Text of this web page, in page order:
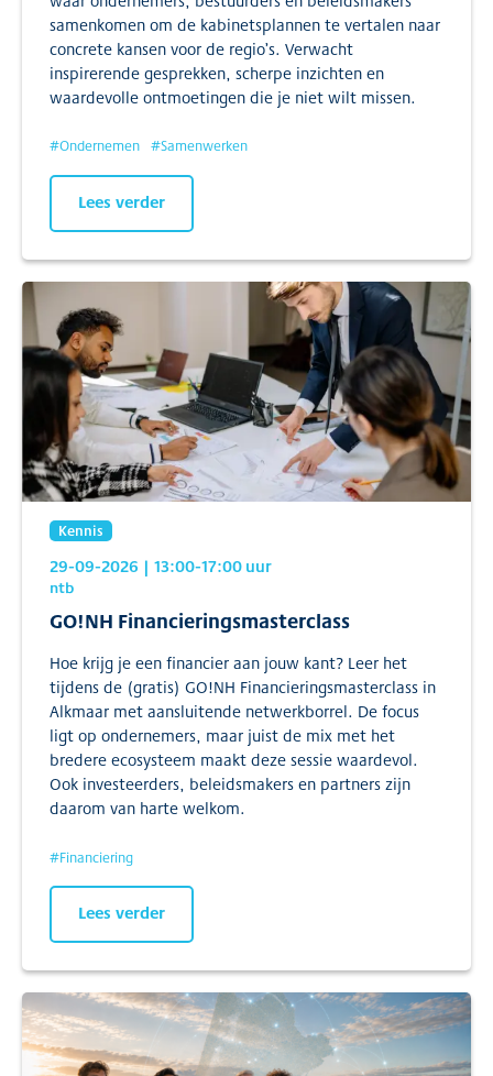
samenkomen om de kabinetsplannen te vertalen naar
concrete kansen voor de regio’s. Verwacht
inspirerende gesprekken, scherpe inzichten en
waardevolle ontmoetingen die je niet wilt missen.
#Ondernemen #Samenwerken
Lees verder
Kennis
29-09-2026 | 13:00-17:00uur
ntb
GO!NH Financieringsmasterclass
Hoe krijg je een financier aan jouw kant? Leer het
tijdens de (gratis) GO!NH Financieringsmasterclass in
Alkmaar met aansluitende netwerkborrel. De focus
ligt op ondernemers, maar juist de mix met het
bredere ecosysteem maakt deze sessie waardevol.
Ook investeerders, beleidsmakers en partners zijn
daarom van harte welkom.
#Financiering
Lees verder